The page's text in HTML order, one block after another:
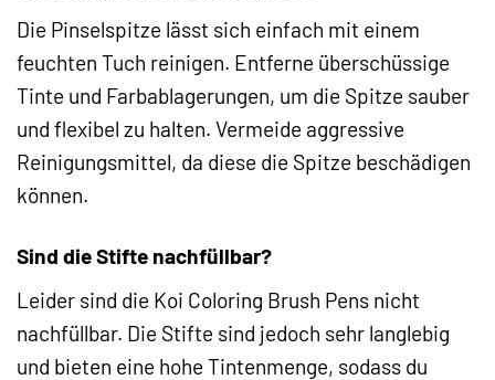
Die Pinselspitze lässt sich einfach mit einem
feuchten Tuch reinigen. Entferne überschüssige
Tinte und Farbablagerungen, um die Spitze sauber
und flexibel zu halten. Vermeide aggressive
Reinigungsmittel, da diese die Spitze beschädigen
können.
Sind die Stifte nachfüllbar?
Leider sind die Koi Coloring Brush Pens nicht
nachfüllbar. Die Stifte sind jedoch sehr langlebig
und bieten eine hohe Tintenmenge, sodass du